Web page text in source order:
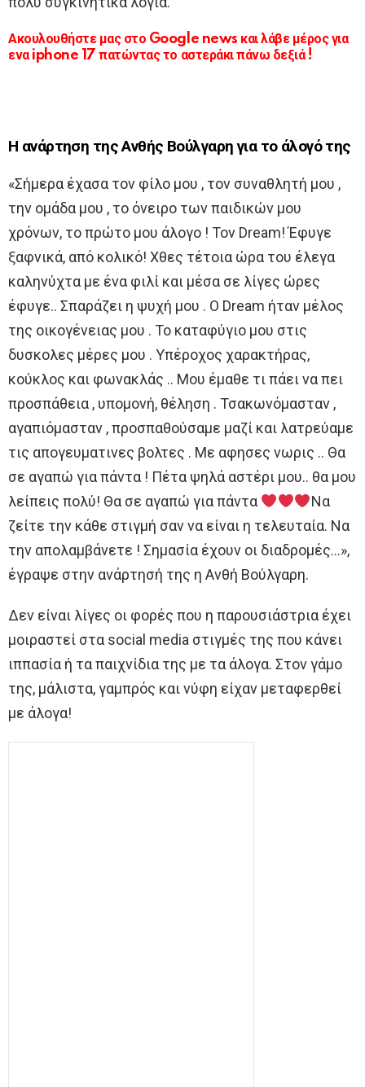
Ακουλουθήστε μας στο Google news και λάβε μέρος για
ενα iphone 17 πατώντας το αστεράκι πάνω δεξιά !
Η ανάρτηση της Ανθής Βούλγαρη για το άλογό της
«Σήμερα έχασα τον φίλο μου , τον συναθλητή μου ,
την ομάδα μου , το όνειρο των παιδικών μου
χρόνων, το πρώτο μου άλογο ! Τον Dream! Έφυγε
ξαφνικά, από κολικό! Χθες τέτοια ώρα του έλεγα
καληνύχτα με ένα φιλί και μέσα σε λίγες ώρες
έφυγε.. Σπαράζει η ψυχή μου . Ο Dream ήταν μέλος
της οικογένειας μου . Το καταφύγιο μου στις
δυσκολες μέρες μου . Υπέροχος χαρακτήρας,
κούκλος και φωνακλάς .. Μου έμαθε τι πάει να πει
προσπάθεια , υπομονή, θέληση . Τσακωνόμασταν ,
αγαπιόμασταν , προσπαθούσαμε μαζί και λατρεύαμε
τις απογευματινες βολτες . Με αφησες νωρις .. Θα
σε αγαπώ για πάντα ! Πέτα ψηλά αστέρι μου.. θα μου
λείπεις πολύ! Θα σε αγαπώ για πάντα
Να
ζείτε την κάθε στιγμή σαν να είναι η τελευταία. Να
την απολαμβάνετε ! Σημασία έχουν οι διαδρομές…»,
έγραψε στην ανάρτησή της η Ανθή Βούλγαρη.
Δεν είναι λίγες οι φορές που η παρουσιάστρια έχει
μοιραστεί στα social media στιγμές της που κάνει
ιππασία ή τα παιχνίδια της με τα άλογα. Στον γάμο
της, μάλιστα, γαμπρός και νύφη είχαν μεταφερθεί
με άλογα!